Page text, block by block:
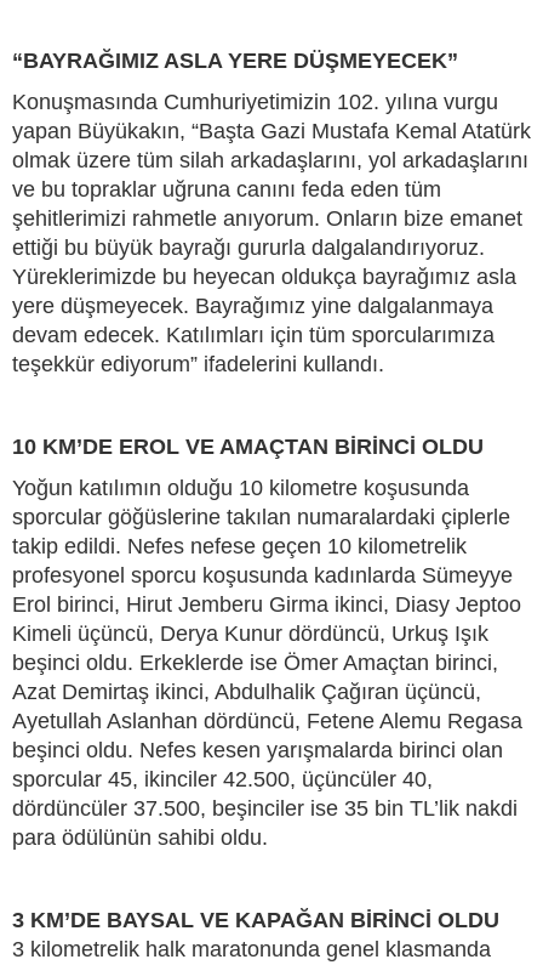
“BAYRAĞIMIZ ASLA YERE DÜŞMEYECEK”
Konuşmasında Cumhuriyetimizin 102. yılına vurgu
yapan Büyükakın, “Başta Gazi Mustafa Kemal Atatürk
olmak üzere tüm silah arkadaşlarını, yol arkadaşlarını
ve bu topraklar uğruna canını feda eden tüm
şehitlerimizi rahmetle anıyorum. Onların bize emanet
ettiği bu büyük bayrağı gururla dalgalandırıyoruz.
Yüreklerimizde bu heyecan oldukça bayrağımız asla
yere düşmeyecek. Bayrağımız yine dalgalanmaya
devam edecek. Katılımları için tüm sporcularımıza
teşekkür ediyorum” ifadelerini kullandı.
10 KM’DE EROL VE AMAÇTAN BİRİNCİ OLDU
Yoğun katılımın olduğu 10 kilometre koşusunda
sporcular göğüslerine takılan numaralardaki çiplerle
takip edildi. Nefes nefese geçen 10 kilometrelik
profesyonel sporcu koşusunda kadınlarda Sümeyye
Erol birinci, Hirut Jemberu Girma ikinci, Diasy Jeptoo
Kimeli üçüncü, Derya Kunur dördüncü, Urkuş Işık
beşinci oldu. Erkeklerde ise Ömer Amaçtan birinci,
Azat Demirtaş ikinci, Abdulhalik Çağıran üçüncü,
Ayetullah Aslanhan dördüncü, Fetene Alemu Regasa
beşinci oldu. Nefes kesen yarışmalarda birinci olan
sporcular 45, ikinciler 42.500, üçüncüler 40,
dördüncüler 37.500, beşinciler ise 35 bin TL’lik nakdi
para ödülünün sahibi oldu.
3 KM’DE BAYSAL VE KAPAĞAN BİRİNCİ OLDU
3 kilometrelik halk maratonunda genel klasmanda